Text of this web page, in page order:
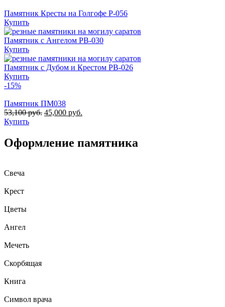
Памятник Кресты на Голгофе Р-056
Купить
Памятник с Ангелом РВ-030
Купить
Памятник с Дубом и Крестом РВ-026
Купить
-15%
Памятник ПМ038
53,100руб. 45,000 руб.
Купить
Оформление памятника
Свеча
Крест
Цветы
Ангел
Мечеть
Скорбящая
Книга
Символ врача